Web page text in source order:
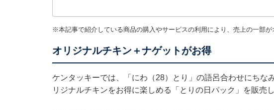
※本記事で紹介している商品の購入やサービスの利用により、売上の一部が
オリジナルチキン＋ナゲットがお得
ケンタッキーでは、「にわ（28）とり」の語呂合わせにちな
リジナルチキンをお得に楽しめる「とりの日パック」を販売し